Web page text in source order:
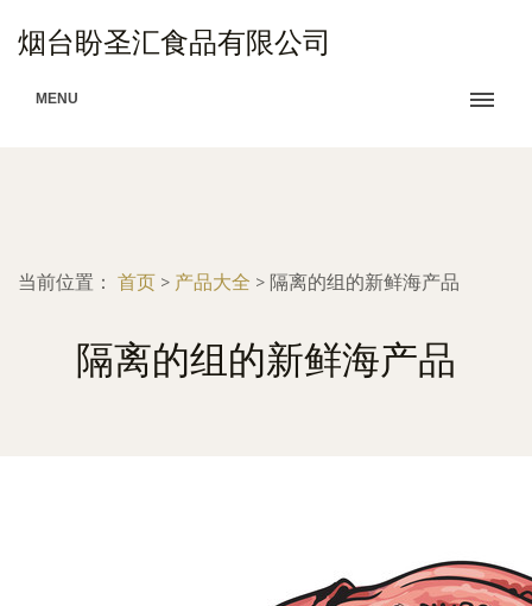
烟台盼圣汇食品有限公司
MENU
当前位置： 首页 > 产品大全 > 隔离的组的新鲜海产品
隔离的组的新鲜海产品